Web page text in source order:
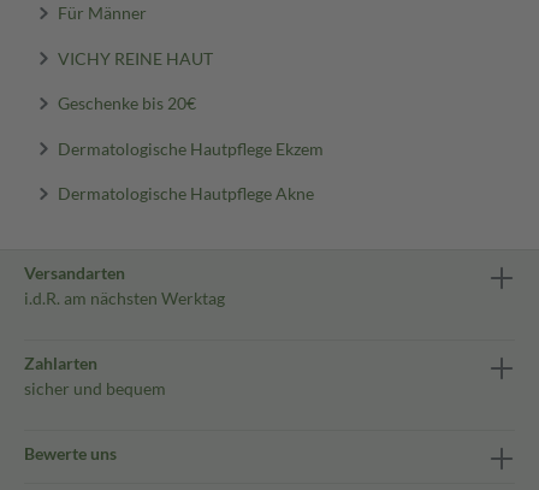
Für Männer
VICHY REINE HAUT
Geschenke bis 20€
Dermatologische Hautpflege Ekzem
Dermatologische Hautpflege Akne
Versandarten
i.d.R. am nächsten Werktag
Zahlarten
sicher und bequem
Bewerte uns